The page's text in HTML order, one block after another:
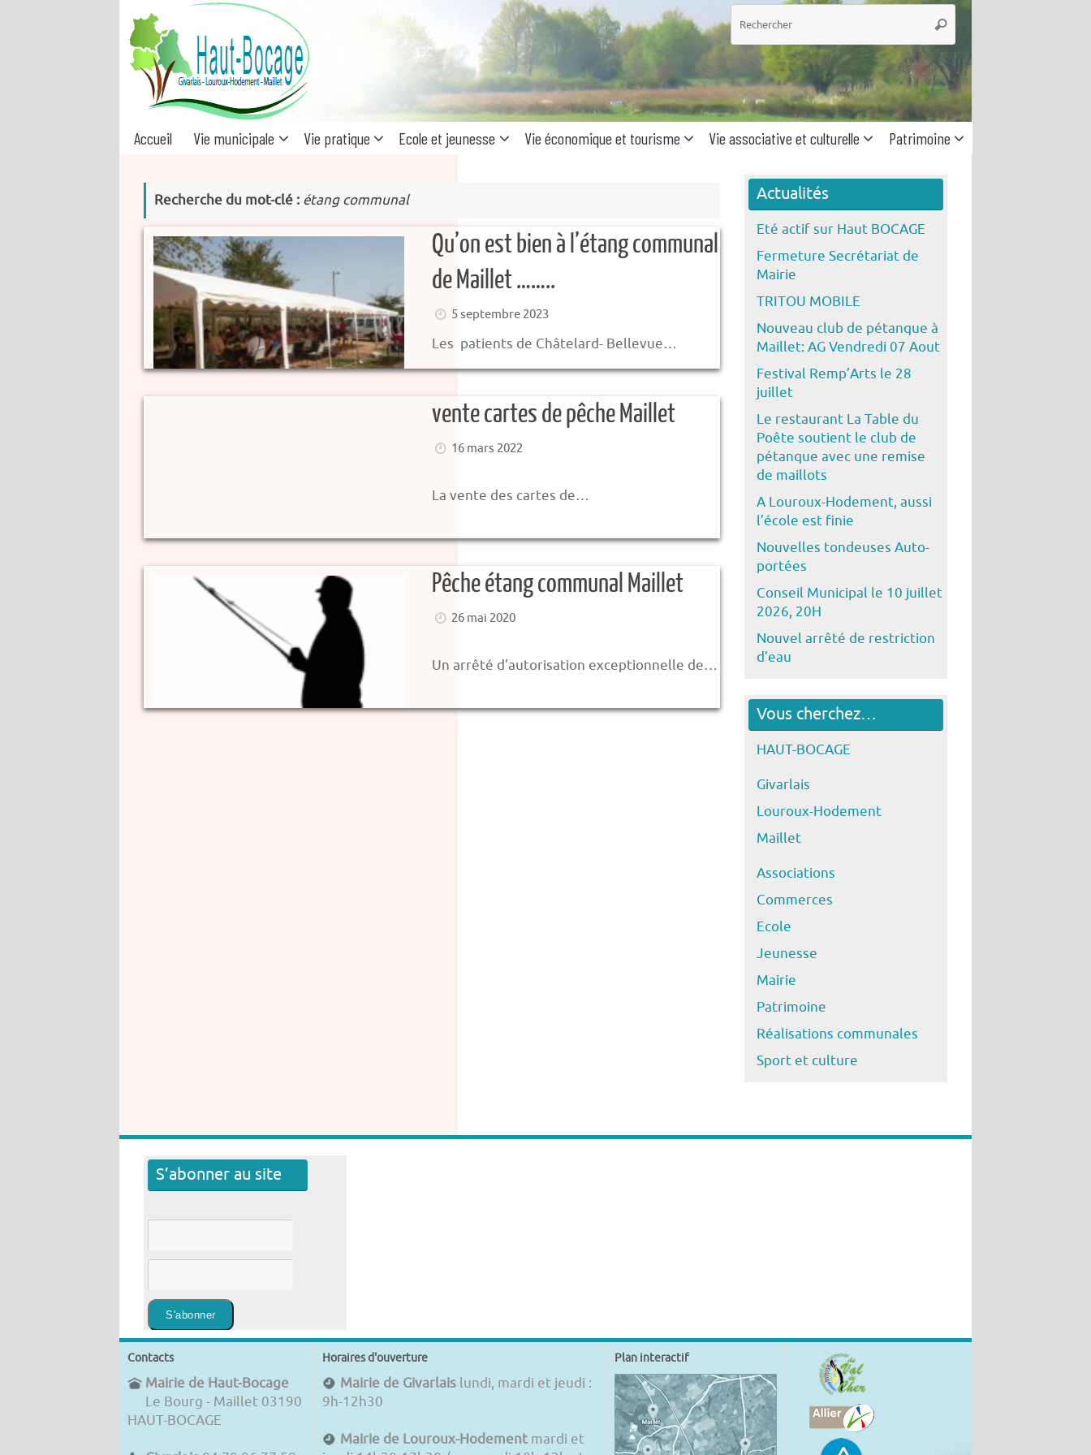
Recherche
pour
Rechercher
Accueil Vie municipale Vie pratique Ecole et jeunesse Vie économique et tourisme Vie associative et culturelle Patrimoine
Recherche du mot-clé : étang communal
Qu’on est bien à l’étang communal
de Maillet ……..
5 septembre 2023
Les patients de Châtelard- Bellevue…
vente cartes de pêche Maillet
16 mars 2022
La vente des cartes de…
Pêche étang communal Maillet
26 mai 2020
Un arrêté d’autorisation exceptionnelle de…
Actualités
Eté actif sur Haut BOCAGE
Fermeture Secrétariat de
Mairie
TRITOU MOBILE
Nouveau club de pétanque à
Maillet: AG Vendredi 07 Aout
Festival Remp’Arts le 28
juillet
Le restaurant La Table du
Poête soutient le club de
pétanque avec une remise
de maillots
A Louroux-Hodement, aussi
l’école est finie
Nouvelles tondeuses Auto-
portées
Conseil Municipal le 10 juillet
2026, 20H
Nouvel arrêté de restriction
d’eau
Vous cherchez…
HAUT-BOCAGE
Givarlais
Louroux-Hodement
Maillet
Associations
Commerces
Ecole
Jeunesse
Mairie
Patrimoine
Réalisations communales
Sport et culture
S’abonner au site
Contacts
Mairie de Haut-Bocage
Le Bourg - Maillet 03190
HAUT-BOCAGE
Horaires d'ouverture
Mairie de Givarlais lundi, mardi et jeudi :
9h-12h30
Mairie de Louroux-Hodement mardi et
Plan interactif